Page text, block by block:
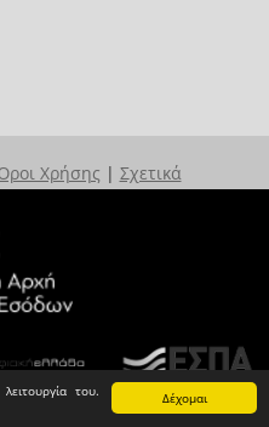
Δέχομαι
του.
Χρήσης | Σχετικά